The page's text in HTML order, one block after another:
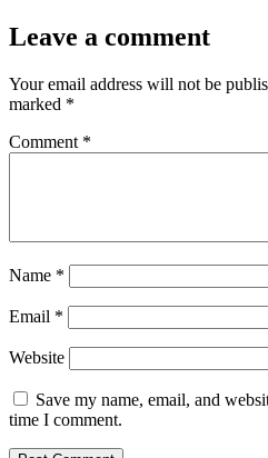
Leave a comment
Your email address will not be
marked *
Comment *
Name *
Email *
Website
Save my name, email, and
time I comment.